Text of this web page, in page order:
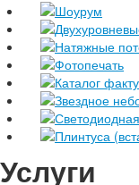
Шоурум
Натяжные
Фотопечать
Каталог
Звездное
Плинтуса
Услуги